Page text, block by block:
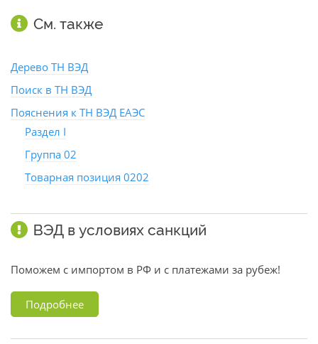
См. также
Дерево ТН ВЭД
Поиск в ТН ВЭД
Пояснения к ТН ВЭД ЕАЭС
Раздел I
Группа 02
Товарная позиция 0202
ВЭД в условиях санкций
Поможем с импортом в РФ и с платежами за рубеж!
Подробнее